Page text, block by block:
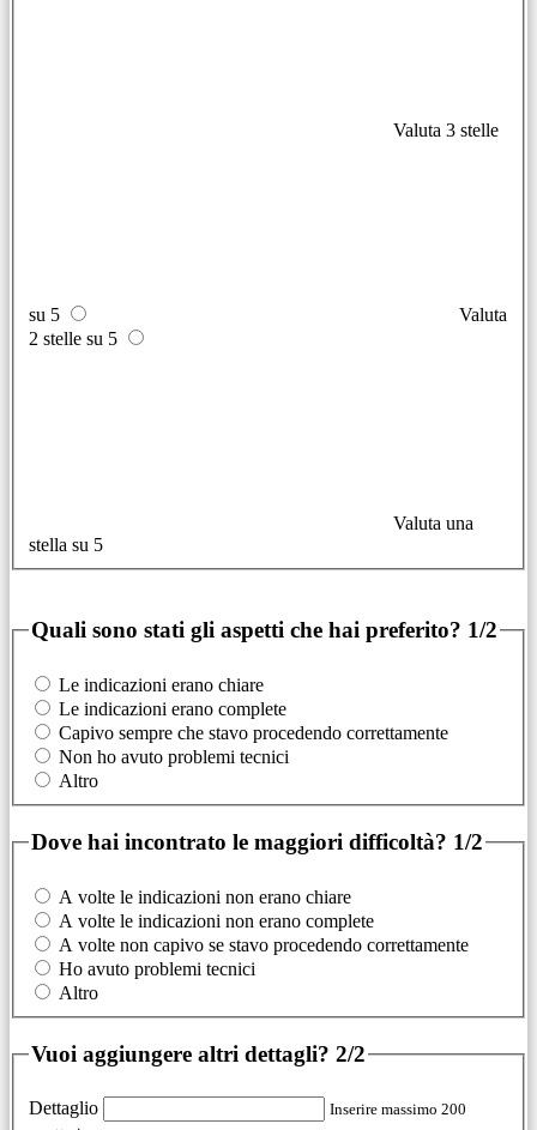
Valuta 3 stelle
su 5
Valuta
2 stelle su 5
Valuta una
stella su 5
Quali sono stati gli aspetti che hai preferito? 1/2
Le indicazioni erano chiare
Le indicazioni erano complete
Capivo sempre che stavo procedendo correttamente
Non ho avuto problemi tecnici
Altro
Dove hai incontrato le maggiori difficoltà? 1/2
A volte le indicazioni non erano chiare
A volte le indicazioni non erano complete
A volte non capivo se stavo procedendo correttamente
Ho avuto problemi tecnici
Altro
Vuoi aggiungere altri dettagli? 2/2
Dettaglio
Inserire massimo 200